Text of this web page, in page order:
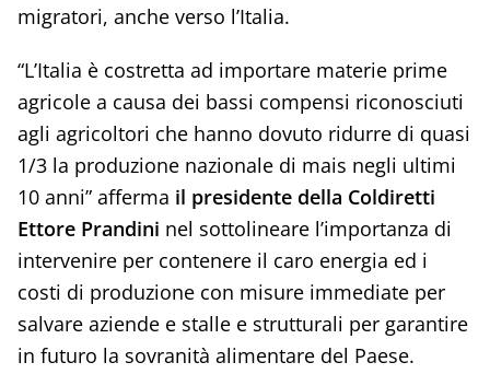
migratori, anche verso l’Italia.
“L’Italia è costretta ad importare materie prime
agricole a causa dei bassi compensi riconosciuti
agli agricoltori che hanno dovuto ridurre di quasi
1/3 la produzione nazionale di mais negli ultimi
10 anni” afferma il presidente della Coldiretti
Ettore Prandini nel sottolineare l’importanza di
intervenire per contenere il caro energia ed i
costi di produzione con misure immediate per
salvare aziende e stalle e strutturali per garantire
in futuro la sovranità alimentare del Paese.